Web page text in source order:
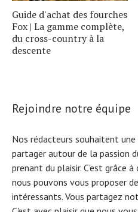
Guide d'achat des fourches
Fox | La gamme complète,
du cross-country à la
descente
Rejoindre notre équipe
Nos rédacteurs souhaitent une
partager autour de la passion
prenant du plaisir. C'est grâce
nous pouvons vous proposer
intéressants. Vous partagez